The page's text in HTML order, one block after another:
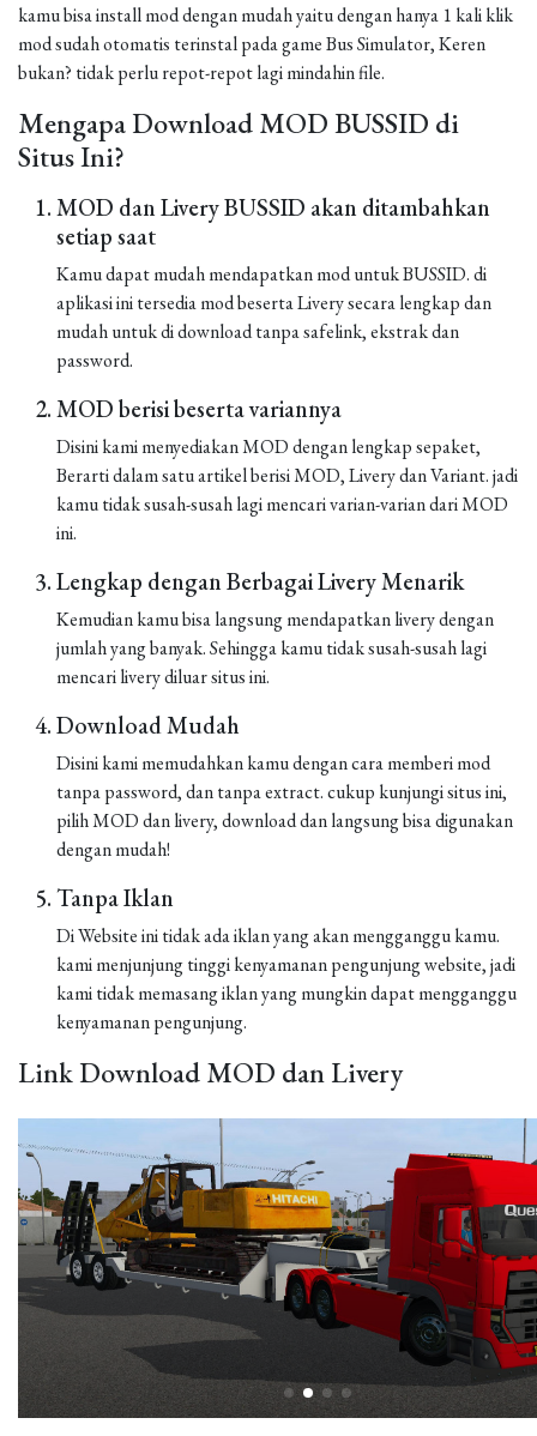
kamu bisa install mod dengan mudah yaitu dengan hanya 1 kali klik
mod sudah otomatis terinstal pada game Bus Simulator, Keren
bukan? tidak perlu repot-repot lagi mindahin file.
Mengapa Download MOD BUSSID di
Situs Ini?
MOD dan Livery BUSSID akan ditambahkan
setiap saat
Kamu dapat mudah mendapatkan mod untuk BUSSID. di
aplikasi ini tersedia mod beserta Livery secara lengkap dan
mudah untuk di download tanpa safelink, ekstrak dan
password.
MOD berisi beserta variannya
Disini kami menyediakan MOD dengan lengkap sepaket,
Berarti dalam satu artikel berisi MOD, Livery dan Variant. jadi
kamu tidak susah-susah lagi mencari varian-varian dari MOD
ini.
Lengkap dengan Berbagai Livery Menarik
Kemudian kamu bisa langsung mendapatkan livery dengan
jumlah yang banyak. Sehingga kamu tidak susah-susah lagi
mencari livery diluar situs ini.
Download Mudah
Disini kami memudahkan kamu dengan cara memberi mod
tanpa password, dan tanpa extract. cukup kunjungi situs ini,
pilih MOD dan livery, download dan langsung bisa digunakan
dengan mudah!
Tanpa Iklan
Di Website ini tidak ada iklan yang akan mengganggu kamu.
kami menjunjung tinggi kenyamanan pengunjung website, jadi
kami tidak memasang iklan yang mungkin dapat mengganggu
kenyamanan pengunjung.
Link Download MOD dan Livery